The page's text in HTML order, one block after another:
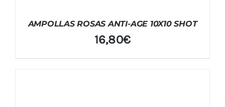
AMPOLLAS ROSAS ANTI-AGE 10X10 SHOT
16,80€